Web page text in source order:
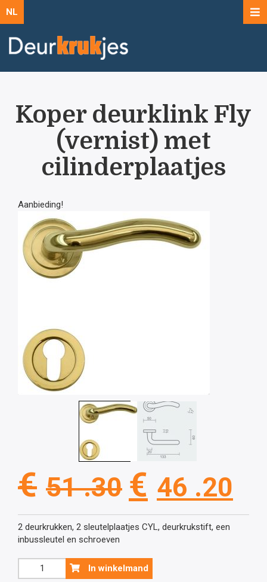
NL
Koper deurklink Fly
(vernist) met
cilinderplaatjes
Aanbieding!
€ 51 .30
prijs
was:
€ 46 .20
2 deurkrukken, 2 sleutelplaatjes CYL, deurkrukstift, een
inbussleutel en schroeven
Koper
deurklink
In winkelmand